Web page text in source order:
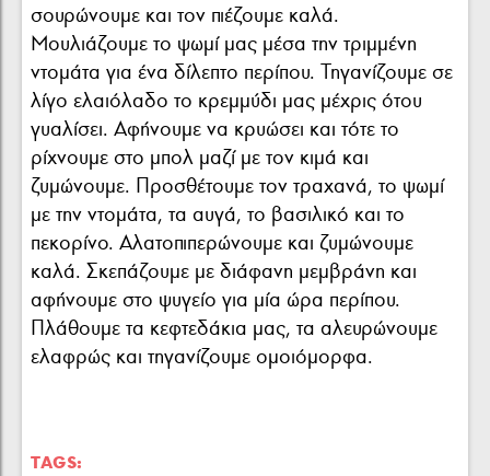
σουρώνουμε και τον πιέζουμε καλά.
Μουλιάζουμε το ψωμί μας μέσα την τριμμένη
ντομάτα για ένα δίλεπτο περίπου. Τηγανίζουμε σε
λίγο ελαιόλαδο το κρεμμύδι μας μέχρις ότου
γυαλίσει. Αφήνουμε να κρυώσει και τότε το
ρίχνουμε στο μπολ μαζί με τον κιμά και
ζυμώνουμε. Προσθέτουμε τον τραχανά, το ψωμί
με την ντομάτα, τα αυγά, το βασιλικό και το
πεκορίνο. Αλατοπιπερώνουμε και ζυμώνουμε
καλά. Σκεπάζουμε με διάφανη μεμβράνη και
αφήνουμε στο ψυγείο για μία ώρα περίπου.
Πλάθουμε τα κεφτεδάκια μας, τα αλευρώνουμε
ελαφρώς και τηγανίζουμε ομοιόμορφα.
TAGS: